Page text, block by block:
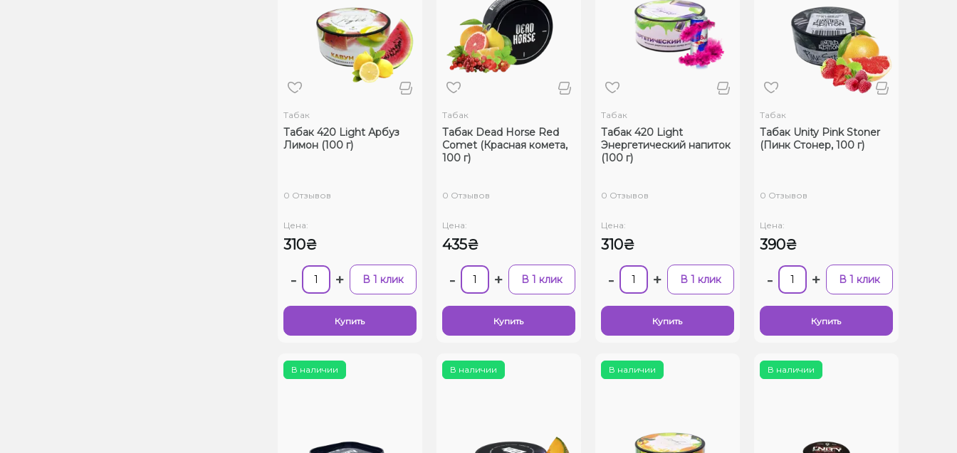
Табак
Табак 420 Light Арбуз
Лимон (100 г)
0 Отзывов
Цена:
310₴
- + В 1 клик
Купить
Табак
Табак Dead Horse Red
Comet (Красная комета,
100 г)
0 Отзывов
Цена:
435₴
- + В 1 клик
Купить
Табак
Табак 420 Light
Энергетический напиток
(100 г)
0 Отзывов
Цена:
310₴
- + В 1 клик
Купить
Табак
Табак Unity Pink Stoner
(Пинк Стонер, 100 г)
0 Отзывов
Цена:
390₴
- + В 1 клик
Купить
В наличии В наличии В наличии В наличии